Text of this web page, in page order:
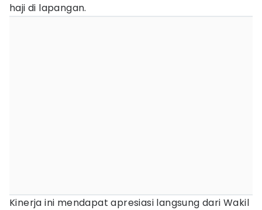
haji di lapangan.
Kinerja ini mendapat apresiasi langsung dari Wakil